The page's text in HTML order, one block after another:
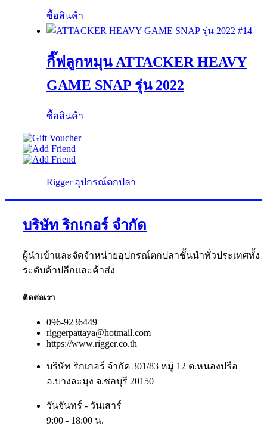
ซื้อสินค้า
กิ๊ฟลูกหมุน ATTACKER HEAVY
GAME SNAP รุ่น 2022
ซื้อสินค้า
Rigger อุปกรณ์ตกปลา
บริษัท ริกเกอร์ จำกัด
ผู้นำเข้าและจัดจำหน่ายอุปกรณ์ตกปลาชั้นนำทั่วประเทศทั้ง
ระดับค้าปลีกและค้าส่ง
ติดต่อเรา
096-9236449
riggerpattaya@hotmail.com
https://www.rigger.co.th
บริษัท ริกเกอร์ จำกัด 301/83 หมู่ 12 ต.หนองปรือ
อ.บางละมุง จ.ชลบุรี 20150
วันจันทร์ - วันเสาร์
9:00 - 18:00 น.